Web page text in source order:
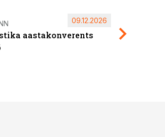
aastakonverents
09.12.2026